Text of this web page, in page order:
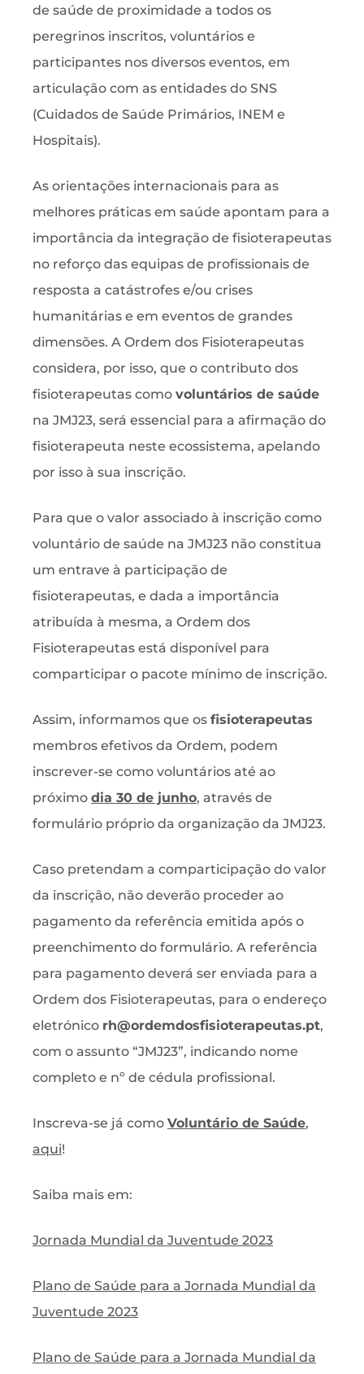
de saúde de proximidade a todos os
peregrinos inscritos, voluntários e
participantes nos diversos eventos, em
articulação com as entidades do SNS
(Cuidados de Saúde Primários, INEM e
Hospitais).
As orientações internacionais para as
melhores práticas em saúde apontam para a
importância da integração de fisioterapeutas
no reforço das equipas de profissionais de
resposta a catástrofes e/ou crises
humanitárias e em eventos de grandes
dimensões. A Ordem dos Fisioterapeutas
considera, por isso, que o contributo dos
fisioterapeutas como voluntários de saúde
na JMJ23, será essencial para a afirmação do
fisioterapeuta neste ecossistema, apelando
por isso à sua inscrição.
Para que o valor associado à inscrição como
voluntário de saúde na JMJ23 não constitua
um entrave à participação de
fisioterapeutas, e dada a importância
atribuída à mesma, a Ordem dos
Fisioterapeutas está disponível para
comparticipar o pacote mínimo de inscrição.
Assim, informamos que os fisioterapeutas
membros efetivos da Ordem, podem
inscrever-se como voluntários até ao
próximo dia 30 de junho, através de
formulário próprio da organização da JMJ23.
Caso pretendam a comparticipação do valor
da inscrição, não deverão proceder ao
pagamento da referência emitida após o
preenchimento do formulário. A referência
para pagamento deverá ser enviada para a
Ordem dos Fisioterapeutas, para o endereço
eletrónico rh@ordemdosfisioterapeutas.pt,
com o assunto “JMJ23”, indicando nome
completo e nº de cédula profissional.
Inscreva-se já como Voluntário de Saúde,
aqui!
Saiba mais em:
Jornada Mundial da Juventude 2023
Plano de Saúde para a Jornada Mundial da
Juventude 2023
Plano de Saúde para a Jornada Mundial da